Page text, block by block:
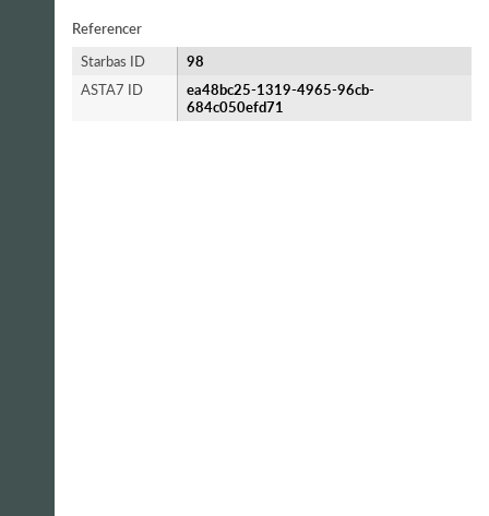
Referencer
Starbas ID
98
ASTA7 ID
ea48bc25-1319-4965-96cb-
684c050efd71